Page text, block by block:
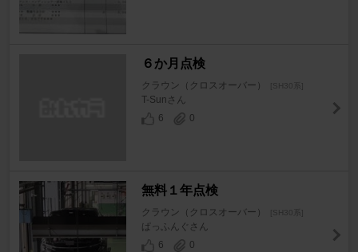
６か月点検
クラウン（クロスオーバー） [SH30系]
T-Sunさん
6
0
無料１年点検
クラウン（クロスオーバー） [SH30系]
ぱっふんぐさん
6
0